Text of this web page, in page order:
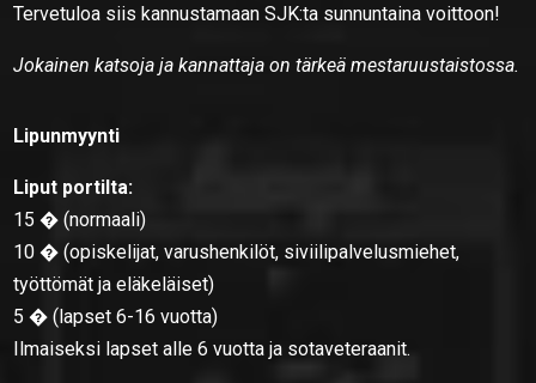
Tervetuloa siis kannustamaan SJK:ta sunnuntaina voittoon!
Jokainen katsoja ja kannattaja on tärkeä mestaruustaistossa.
Lipunmyynti
Liput portilta:
15 � (normaali)
10 � (opiskelijat, varushenkilöt, siviilipalvelusmiehet,
työttömät ja eläkeläiset)
5 � (lapset 6-16 vuotta)
Ilmaiseksi lapset alle 6 vuotta ja sotaveteraanit.